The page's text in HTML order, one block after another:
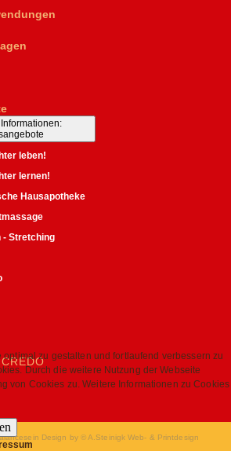
leben!
lernen!
Hausapotheke
- Stretching
Design by © A.Steinigk Web- & Printdesign
optimal zu gestalten und fortlaufend verbessern zu
Durch die weitere Nutzung der Webseite
von Cookies zu. Weitere Informationen zu Cookies